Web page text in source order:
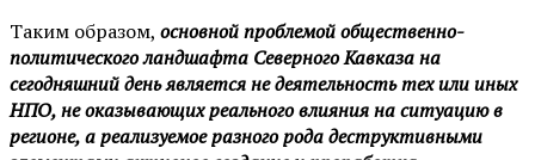
Таким образом, основной проблемой общественно-
политического ландшафта Северного Кавказа на
сегодняшний день является не деятельность тех или иных
НПО, не оказывающих реального влияния на ситуацию в
регионе, а реализуемое разного рода деструктивными